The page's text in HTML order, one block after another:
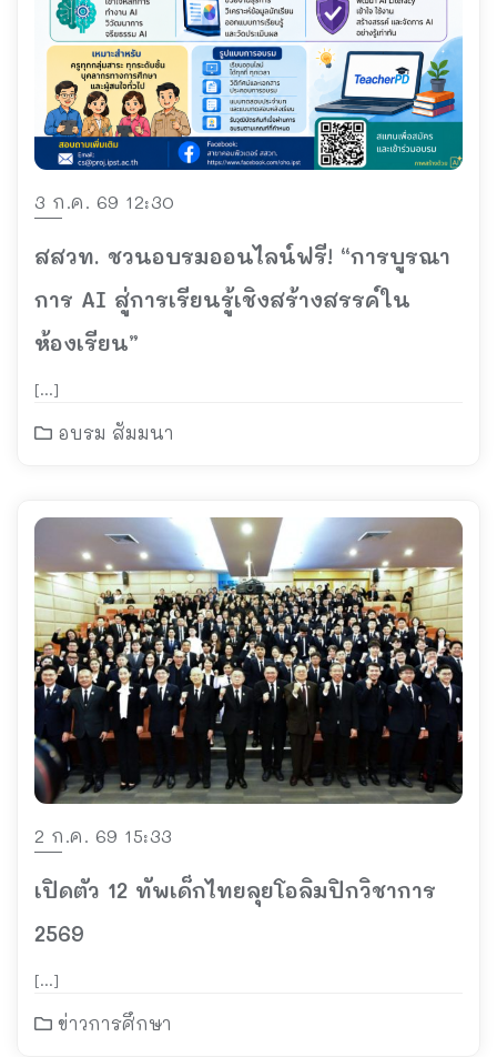
3 ก.ค. 69 12:30
สสวท. ชวนอบรมออนไลน์ฟรี! “การบูรณา
การ AI สู่การเรียนรู้เชิงสร้างสรรค์ใน
ห้องเรียน”
[…]
อบรม สัมมนา
2 ก.ค. 69 15:33
เปิดตัว 12 ทัพเด็กไทยลุยโอลิมปิกวิชาการ
2569
[…]
ข่าวการศึกษา